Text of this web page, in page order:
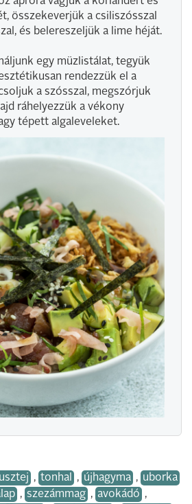
összekeverjük a csiliszósszal
és belereszeljük a lime héját.
egy müzlistálat, tegyük
rendezzük el a
a szósszal, megszórjuk
ráhelyezzük a vékony
tépett algaleveleket.
, tonhal , újhagyma , uborka
, szezámmag , avokádó ,